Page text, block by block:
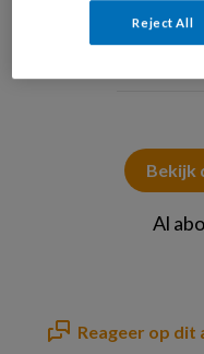
Bekijk
Al
Reageer op dit
Reject All